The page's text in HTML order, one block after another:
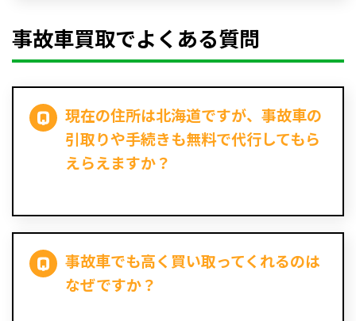
事故車買取でよくある質問
現在の住所は北海道ですが、事故車の
引取りや手続きも無料で代行してもら
えらえますか？
事故車でも高く買い取ってくれるのは
なぜですか？